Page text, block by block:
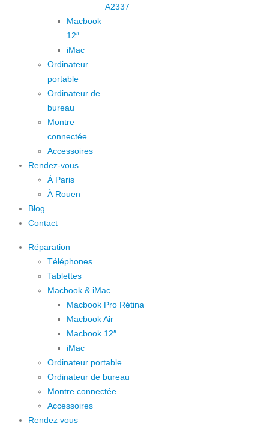
A2337
Macbook
12″
iMac
Ordinateur
portable
Ordinateur de
bureau
Montre
connectée
Accessoires
Rendez-vous
À Paris
À Rouen
Blog
Contact
Réparation
Téléphones
Tablettes
Macbook & iMac
Macbook Pro Rétina
Macbook Air
Macbook 12″
iMac
Ordinateur portable
Ordinateur de bureau
Montre connectée
Accessoires
Rendez vous